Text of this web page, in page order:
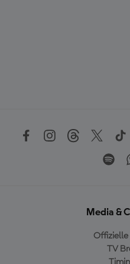
Media &
Offizielle
TV